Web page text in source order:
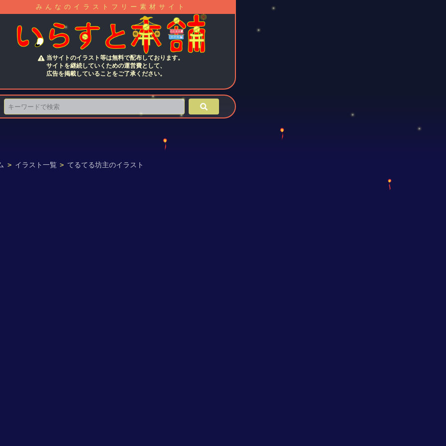
みんなのイラストフリー素材サイト
当サイトのイラスト等は無料で配布しております。
サイトを継続していくための運営費として、
広告を掲載していることをご了承ください。
> イラスト一覧 > てるてる坊主のイラスト